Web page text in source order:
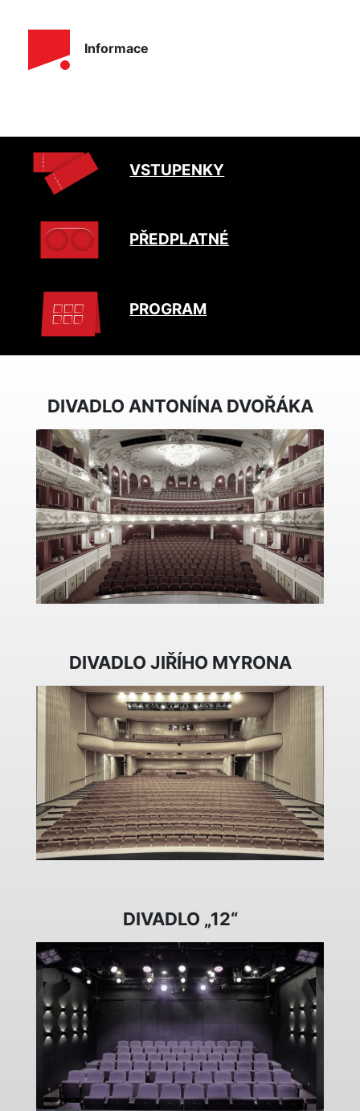
Informace
VSTUPENKY
PŘEDPLATNÉ
PROGRAM
DIVADLO ANTONÍNA DVOŘÁKA
DIVADLO JIŘÍHO MYRONA
DIVADLO „12“